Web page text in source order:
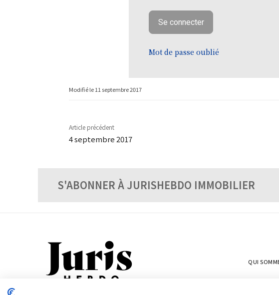
Mot de passe oublié
Modifié le11 septembre 2017
Article précédent
4 septembre 2017
S'ABONNER À JURISHEBDO IMMOBILIER
QUI